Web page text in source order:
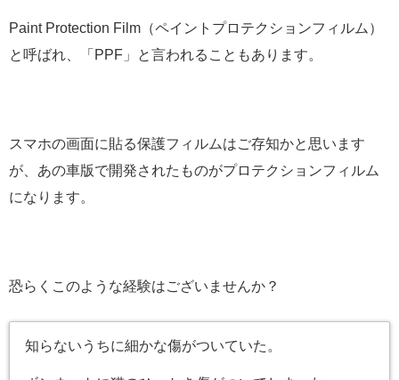
Paint Protection Film（ペイントプロテクションフィルム）
と呼ばれ、「PPF」と言われることもあります。
スマホの画面に貼る保護フィルムはご存知かと思います
が、あの車版で開発されたものがプロテクションフィルム
になります。
恐らくこのような経験はございませんか？
知らないうちに細かな傷がついていた。